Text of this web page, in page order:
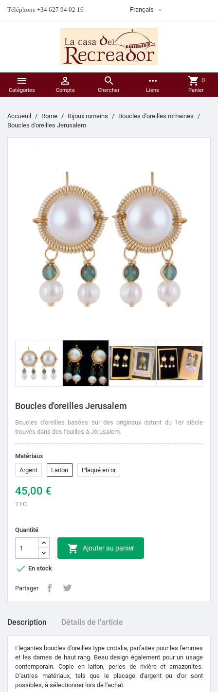
Téléphone +34 627 94 02 16 Français 

Catégories

Compte

Chercher
more_horiz
Liens
shopping_cart 0
Panier
Accueuil Rome Bijoux romains
Boucles d'oreilles romaines
Boucles d'oreilles Jerusalem
Boucles d'oreilles Jerusalem
Boucles d'oreilles basées sur des originaux datant du 1er siècle
trouvés dans des fouilles à Jérusalem.
Matériaux
Argent
Laiton Plaqué en or
45,00 €
TTC
Quantité
 Ajouter au panier
 En stock
Partager
Description Détails de l'article
Elegantes boucles d'oreilles type crotalia, parfaites pour les femmes
et les dames de haut rang. Beau design également pour un usage
contemporain. Copie en laiton, perles de rivière et amazonites.
D'autres matériaux, tels que le placage d'argent ou d'or sont
possibles, à sélectionner lors de l'achat.